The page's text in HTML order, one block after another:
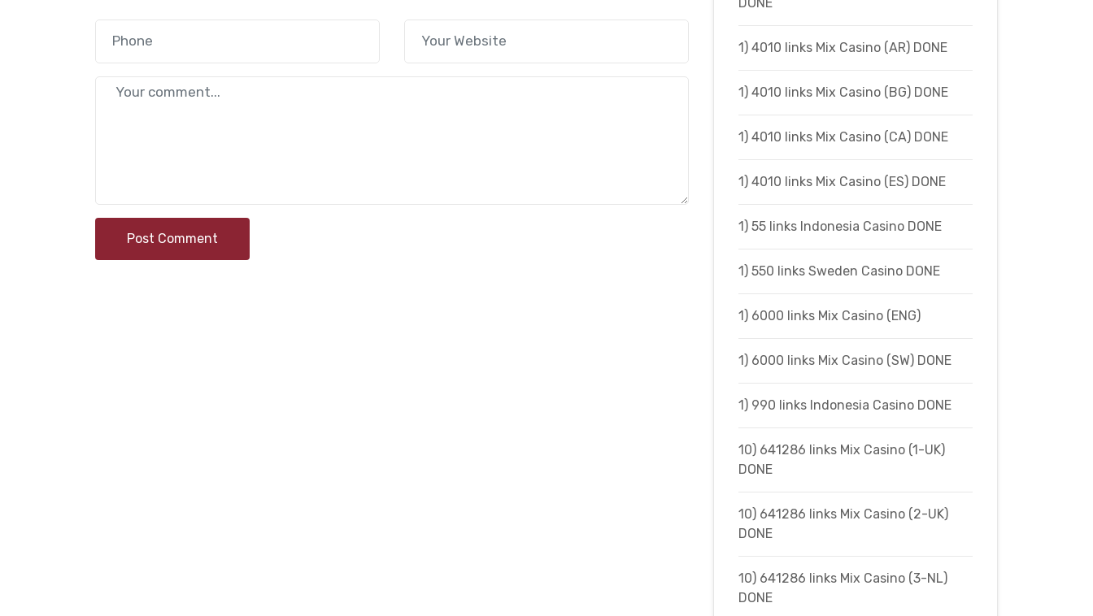
Post Comment
1) 4010 links Mix Casino (AR) DONE
1) 4010 links Mix Casino (BG) DONE
1) 4010 links Mix Casino (CA) DONE
1) 4010 links Mix Casino (ES) DONE
1) 55 links Indonesia Casino DONE
1) 550 links Sweden Casino DONE
1) 6000 links Mix Casino (ENG)
1) 6000 links Mix Casino (SW) DONE
1) 990 links Indonesia Casino DONE
10) 641286 links Mix Casino (1-UK)
DONE
10) 641286 links Mix Casino (2-UK)
DONE
10) 641286 links Mix Casino (3-NL)
DONE